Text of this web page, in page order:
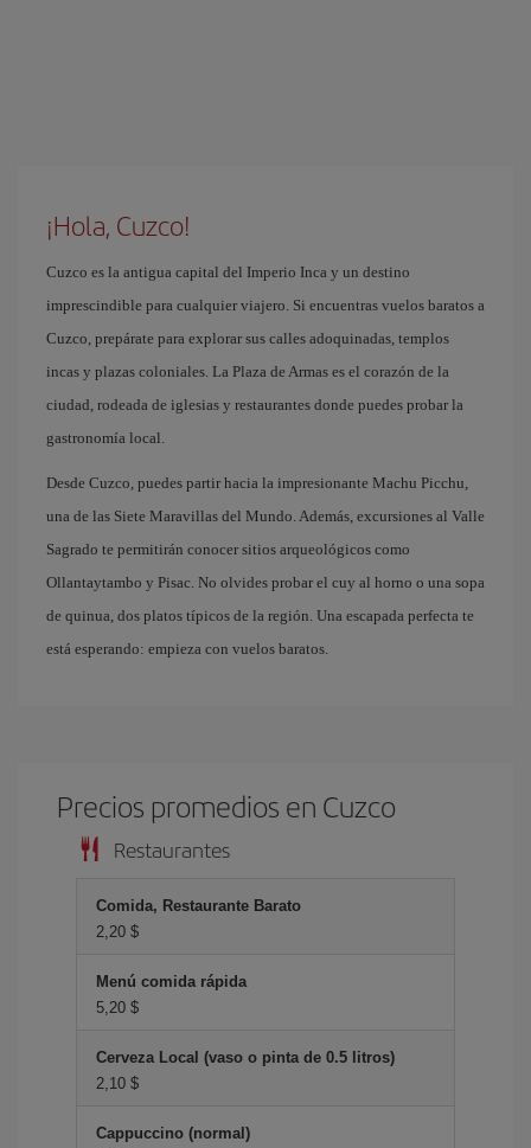
¡Hola, Cuzco!
Cuzco es la antigua capital del Imperio Inca y un destino
imprescindible para cualquier viajero. Si encuentras vuelos baratos a
Cuzco, prepárate para explorar sus calles adoquinadas, templos
incas y plazas coloniales. La Plaza de Armas es el corazón de la
ciudad, rodeada de iglesias y restaurantes donde puedes probar la
gastronomía local.
Desde Cuzco, puedes partir hacia la impresionante Machu Picchu,
una de las Siete Maravillas del Mundo. Además, excursiones al Valle
Sagrado te permitirán conocer sitios arqueológicos como
Ollantaytambo y Pisac. No olvides probar el cuy al horno o una sopa
de quinua, dos platos típicos de la región. Una escapada perfecta te
está esperando: empieza con vuelos baratos.
Precios promedios en Cuzco
Restaurantes
Comida, Restaurante Barato
2,20 $
Menú comida rápida
5,20 $
Cerveza Local (vaso o pinta de 0.5 litros)
2,10 $
Cappuccino (normal)